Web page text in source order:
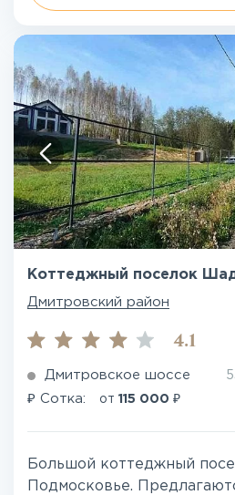
Коттеджный поселок
Дмитровский район
4.1
Дмитровское шоссе
₽ Сотка: от 115 000 ₽
Большой коттеджный
Подмосковье.